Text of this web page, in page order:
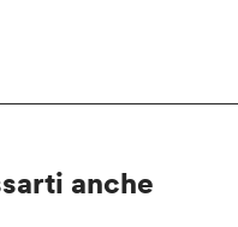
anche